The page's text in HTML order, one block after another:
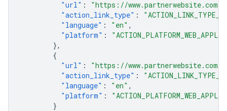
"url" :
"https://www.partnerwebsite.com/
"action_link_type" :
"language" : "en" ,
"platform" :
},
{
"url" :
"https://www.partnerwebsite.com/
"action_link_type" :
"language" : "en" ,
"platform" :
}